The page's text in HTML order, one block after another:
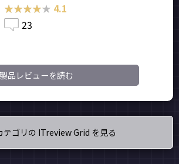
★★★★★
★★★★★ 4.1
23
製品レビューを読む
テゴリの ITreview Grid を見る